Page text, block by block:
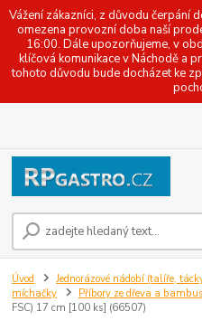
Vážení zákazníci, z důvodu čerpání
omezena provozní doba naší
16:00. Dále upozorňujeme, v
klíčová komunikace v Náchodě a
tohoto důvodu bude docházet ke
Úvod Jednorázové nádobí (talíře,
míchačky
Příbory ze dřeva a
FSC) 17 cm [100 ks] (66507)